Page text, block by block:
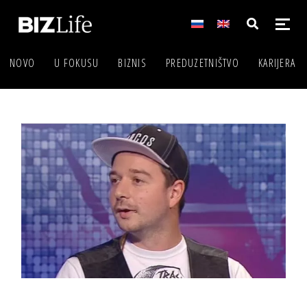
NOVO U FOKUSU BIZNIS PREDUZETNIŠTVO KARIJERA